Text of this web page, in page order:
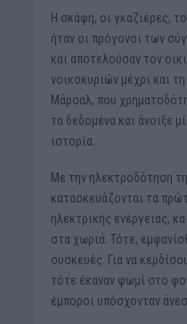
Η σκάφη, οι γκαζιέρες,
ήταν οι πρόγονοι των
και αποτελούσαν τον
νοικοκυριών μέχρι και
Μάρσαλ, που
τα δεδομένα και άνοιξε
ιστορία.
Με την ηλεκτροδότηση
κατασκευάζονται τα
ηλεκτρικής ενέργειας,
στα χωριά. Τότε,
συσκευές. Για να
τότε έκαναν ψωμί στο
έμποροι υπόσχονταν